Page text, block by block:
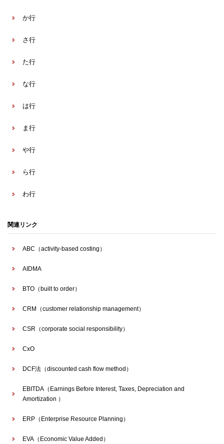
か行
さ行
た行
な行
は行
ま行
や行
ら行
わ行
関連リンク
ABC（activity-based costing）
AIDMA
BTO（built to order）
CRM（customer relationship management）
CSR（corporate social responsibility）
CxO
DCF法（discounted cash flow method）
EBITDA（Earnings Before Interest, Taxes, Depreciation and
Amortization ）
ERP（Enterprise Resource Planning）
EVA（Economic Value Added）